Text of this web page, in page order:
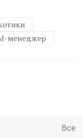
менеджер
Все